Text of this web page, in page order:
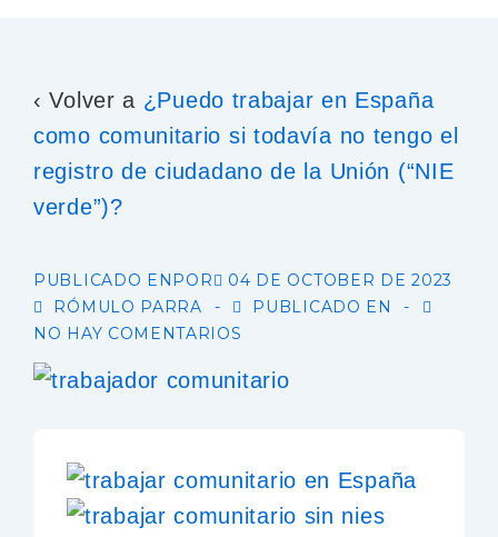
‹ Volver a ¿Puedo trabajar en España
como comunitario si todavía no tengo el
registro de ciudadano de la Unión (“NIE
verde”)?
PUBLICADO ENPOR
04 DE OCTOBER DE 2023
RÓMULO PARRA
PUBLICADO EN
NO HAY COMENTARIOS